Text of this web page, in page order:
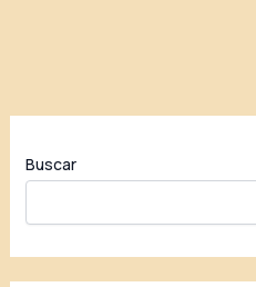
Buscar